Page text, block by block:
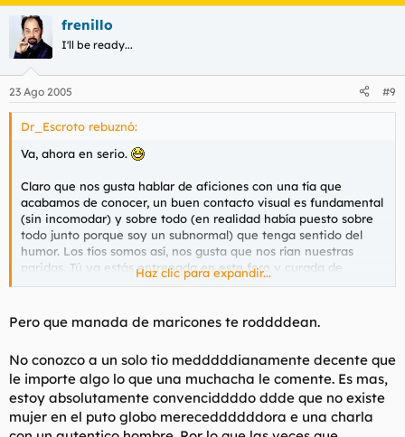
frenillo
I'll be ready...
23 Ago 2005 #9
Dr_Escroto rebuznó:
Va, ahora en serio.
Claro que nos gusta hablar de aficiones con una tía que
acabamos de conocer, un buen contacto visual es fundamental
(sin incomodar) y sobre todo (en realidad había puesto sobre
todo junto porque soy un subnormal) que tenga sentido del
humor. Los tíos somos así, nos gusta que nos rían nuestras
paridas. Tú ya estás entrenada en este foro y curada de
espanto hasta del humor más negro, así que no tendrás ningun
Haz clic para expandir...
Pero que manada de maricones te roddddean.
No conozco a un solo tio medddddianamente decente que
le importe algo lo que una muchacha le comente. Es mas,
estoy absolutamente convenciddddo ddde que no existe
mujer en el puto globo mereceddddddora e una charla